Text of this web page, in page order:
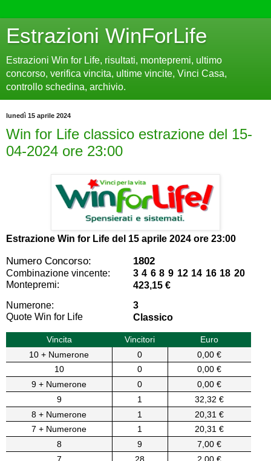
Estrazioni WinForLife
Estrazioni Win for Life, risultati, montepremi, ultimo
concorso, verifica vincita, ultime vincite, Vinci Casa,
controllo schedina, archivio.
lunedì 15 aprile 2024
Win for Life classico estrazione del 15-
04-2024 ore 23:00
Estrazione Win for Life del 15 aprile 2024 ore 23:00
Numero Concorso: 1802
Combinazione vincente:
3 4 6 8 9 12 14 16 18 20
Montepremi:
423,15 €
Numerone:
3
Quote Win for Life
Classico
Vincita Vincitori
Euro
10 + Numerone
0
0,00 €
10
0
0,00 €
9 + Numerone
0
0,00 €
9
1
32,32 €
8 + Numerone
1
20,31 €
7 + Numerone
1
20,31 €
8
9
7,00 €
7
28
2,00 €